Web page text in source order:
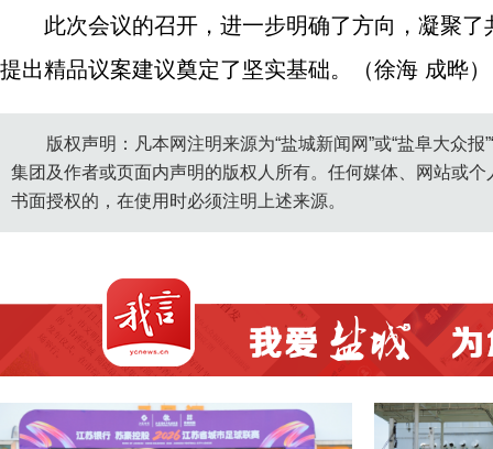
此次会议的召开，进一步明确了方向，凝聚
提出精品议案建议奠定了坚实基础。（徐海 成晔）
版权声明：凡本网注明来源为“盐城新闻网”或“盐阜大众
集团及作者或页面内声明的版权人所有。任何媒体、网站或
书面授权的，在使用时必须注明上述来源。